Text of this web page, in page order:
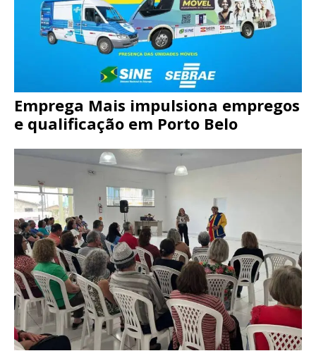
Emprega Mais impulsiona empregos
e qualificação em Porto Belo